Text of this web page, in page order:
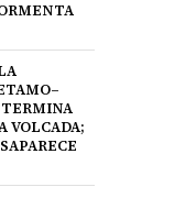
VOLCADA;